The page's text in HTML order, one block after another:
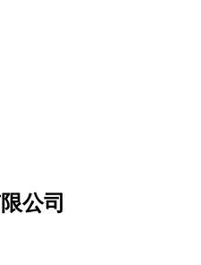
公司